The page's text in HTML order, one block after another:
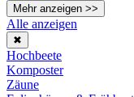
Mehr anzeigen >>
Alle anzeigen
✖
Hochbeete
Komposter
Zäune